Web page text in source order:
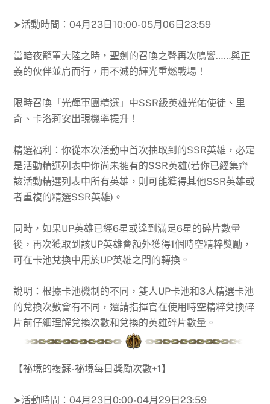
➤活動時間：04月23日10:00-05月06日23:59
當暗夜籠罩大陸之時，聖劍的召喚之聲再次鳴響……與正
義的伙伴並肩而行，用不滅的輝光重燃戰場！
限時召喚「光輝軍團精選」中SSR級英雄光佑使徒、里
奇、卡洛莉安出現機率提升！
精選福利：你從本次活動中首次抽取到的SSR英雄，必定
是活動精選列表中你尚未擁有的SSR英雄(若你已經集齊
該活動精選列表中所有英雄，則可能獲得其他SSR英雄或
者重複的精選SSR英雄)。
同時，如果UP英雄已經6星或達到滿足6星的碎片數量
後，再次獲取到該UP英雄會額外獲得1個時空精粹獎勵，
可在卡池兌換中用於UP英雄之間的轉換。
說明：根據卡池機制的不同，雙人UP卡池和3人精選卡池
的兌換次數會有不同，還請指揮官在使用時空精粹兌換碎
片前仔細理解兌換次數和兌換的英雄碎片數量。
【祕境的複蘇-祕境每日獎勵次數+1】
➤活動時間：04月23日0:00-04月29日23:59